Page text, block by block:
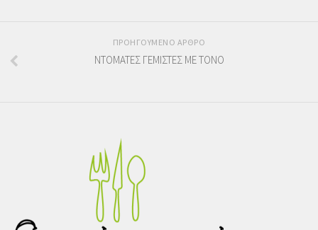
ΠΡΟΗΓΟΥΜΕΝΟ ΑΡΘΡΟ
ΝΤΟΜΑΤΕΣ ΓΕΜΙΣΤΕΣ ΜΕ ΤΟΝΟ